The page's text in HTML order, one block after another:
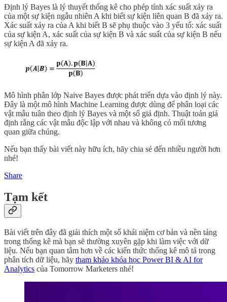
Định lý Bayes là lý thuyết thống kê cho phép tính xác suất xảy ra
của một sự kiện ngẫu nhiên A khi biết sự kiện liên quan B đã xảy ra.
Xác suất xảy ra của A khi biết B sẽ phụ thuộc vào 3 yếu tố: xác suất
của sự kiện A, xác suất của sự kiện B và xác suất của sự kiện B nếu
sự kiện A đã xảy ra.
Mô hình phân lớp Naive Bayes được phát triển dựa vào định lý này.
Đây là một mô hình Machine Learning được dùng để phân loại các
vật mẫu tuân theo định lý Bayes và một số giả định. Thuật toán giả
định rằng các vật mẫu độc lập với nhau và không có mối tương
quan giữa chúng.
Nếu bạn thấy bài viết này hữu ích, hãy chia sẻ đến nhiều người hơn
nhé!
Share
Tạm kết
Bài viết trên đây đã giải thích một số khái niệm cơ bản và nền tảng
trong thống kê mà bạn sẽ thường xuyên gặp khi làm việc với dữ
liệu. Nếu bạn quan tâm hơn về các kiến thức thống kê mô tả trong
phân tích dữ liệu, hãy tham khảo khóa học Power BI & AI for
Analytics của Tomorrow Marketers nhé!